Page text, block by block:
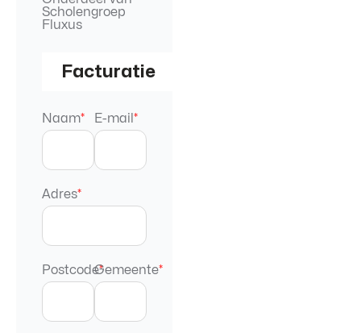
Scholengroep
Fluxus
Facturatie
Naam* E-mail *
Adres*
Postcode*
Gemeente*